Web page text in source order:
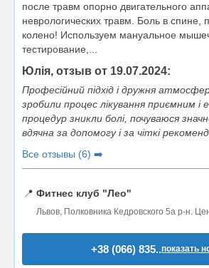
после травм опорно двигательного
неврологических травм. Боль в спине,
колено! Используем мануальное
тестирование,...
Юлія, отзыв от 19.07.2024:
Професійний підхід і дружня
зробили процес лікування приємним і
процедур зникли болі, почуваюся
вдячна за допомогу і за чіткі
Все отзывы (6) ➡️
📍 Фитнес клуб "Лео"
Львов, Полковника Кедровского 5а р-н.
+38 (066) 835..показать